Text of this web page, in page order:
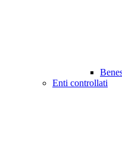
Enti controllati